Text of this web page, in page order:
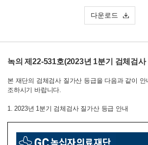
다운로드
녹의 제22-531호(2023년 1분기 검체검
본 재단의 검체검사 질가산 등급을 다음과 같이
조하시기 바랍니다.
1. 2023년 1분기 검체검사 질가산 등급 안내